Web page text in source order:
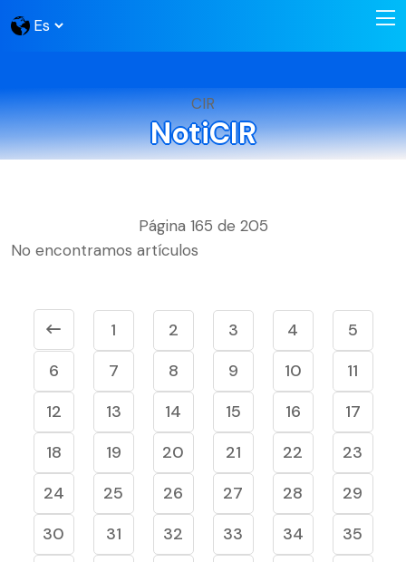
CIR
NotiCIR
Página 165 de 205
No encontramos artículos
1 2 3 4
5
6
7 8 9 10
11
12
13 14 15 16
17
18
19 20 21 22
23
24
25 26 27 28
29
30
31 32 33 34
35